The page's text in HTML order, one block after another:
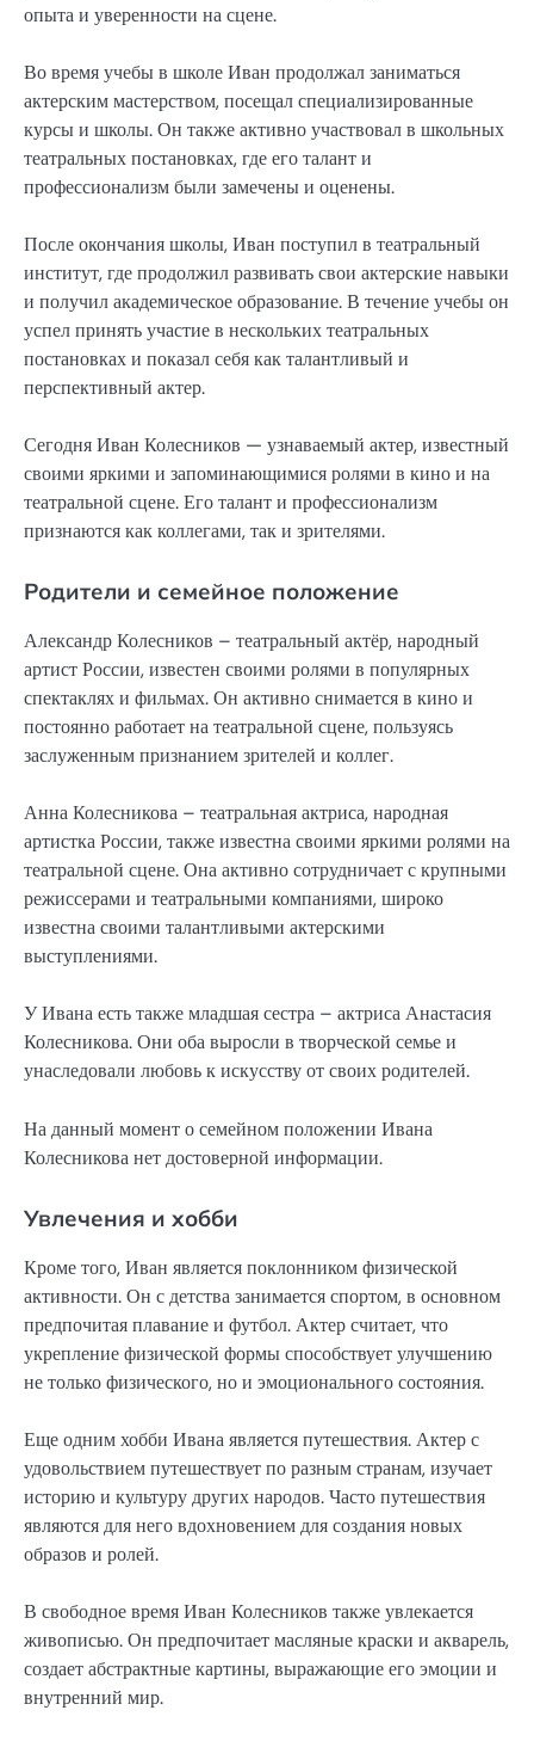
опыта и уверенности на сцене.
Во время учебы в школе Иван продолжал заниматься
актерским мастерством, посещал специализированные
курсы и школы. Он также активно участвовал в школьных
театральных постановках, где его талант и
профессионализм были замечены и оценены.
После окончания школы, Иван поступил в театральный
институт, где продолжил развивать свои актерские навыки
и получил академическое образование. В течение учебы он
успел принять участие в нескольких театральных
постановках и показал себя как талантливый и
перспективный актер.
Сегодня Иван Колесников — узнаваемый актер, известный
своими яркими и запоминающимися ролями в кино и на
театральной сцене. Его талант и профессионализм
признаются как коллегами, так и зрителями.
Родители и семейное положение
Александр Колесников – театральный актёр, народный
артист России, известен своими ролями в популярных
спектаклях и фильмах. Он активно снимается в кино и
постоянно работает на театральной сцене, пользуясь
заслуженным признанием зрителей и коллег.
Анна Колесникова – театральная актриса, народная
артистка России, также известна своими яркими ролями на
театральной сцене. Она активно сотрудничает с крупными
режиссерами и театральными компаниями, широко
известна своими талантливыми актерскими
выступлениями.
У Ивана есть также младшая сестра – актриса Анастасия
Колесникова. Они оба выросли в творческой семье и
унаследовали любовь к искусству от своих родителей.
На данный момент о семейном положении Ивана
Колесникова нет достоверной информации.
Увлечения и хобби
Кроме того, Иван является поклонником физической
активности. Он с детства занимается спортом, в основном
предпочитая плавание и футбол. Актер считает, что
укрепление физической формы способствует улучшению
не только физического, но и эмоционального состояния.
Еще одним хобби Ивана является путешествия. Актер с
удовольствием путешествует по разным странам, изучает
историю и культуру других народов. Часто путешествия
являются для него вдохновением для создания новых
образов и ролей.
В свободное время Иван Колесников также увлекается
живописью. Он предпочитает масляные краски и акварель,
создает абстрактные картины, выражающие его эмоции и
внутренний мир.